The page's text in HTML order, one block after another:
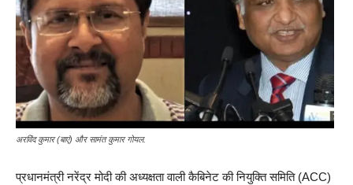
अरविंद कुमार (बाएं) और सामंत कुमार गोयल.
प्रधानमंत्री नरेंद्र मोदी की अध्यक्षता वाली कैबिनेट की नियुक्ति समिति (ACC)